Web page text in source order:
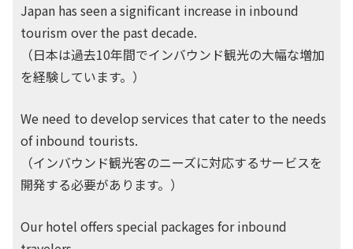
Japan has seen a significant increase in inbound
tourism over the past decade.
（日本は過去10年間でインバウンド観光の大幅な増加
を経験しています。）
We need to develop services that cater to the needs
of inbound tourists.
（インバウンド観光客のニーズに対応するサービスを
開発する必要があります。）
Our hotel offers special packages for inbound